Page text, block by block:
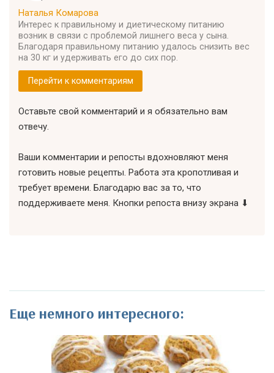
Наталья Комарова
Интерес к правильному и диетическому питанию
возник в связи с проблемой лишнего веса у сына.
Благодаря правильному питанию удалось снизить вес
на 30 кг и удерживать его до сих пор.
Перейти к комментариям
Оставьте свой комментарий и я обязательно вам
отвечу.
Ваши комментарии и репосты вдохновляют меня
готовить новые рецепты. Работа эта кропотливая и
требует времени. Благодарю вас за то, что
поддерживаете меня. Кнопки репоста внизу экрана ⬇
Еще немного интересного: